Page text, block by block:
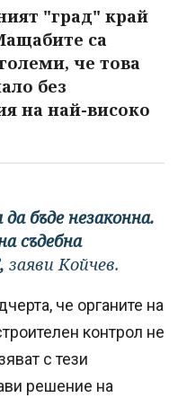
"град" край
са
че това
без
на най-високо
бъде незаконна.
съдебна
заяви Койчев.
че органите на
контрол не
с тези
решение на